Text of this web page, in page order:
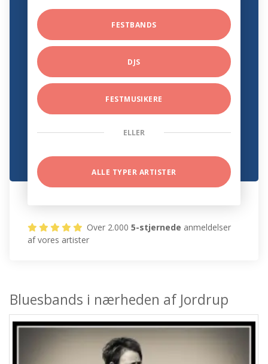
FESTBANDS
DJS
FESTMUSIKERE
ELLER
ALLE TYPER ARTISTER
Over 2.0005-stjernede anmeldelser
af vores artister
Bluesbands i nærheden af Jordrup